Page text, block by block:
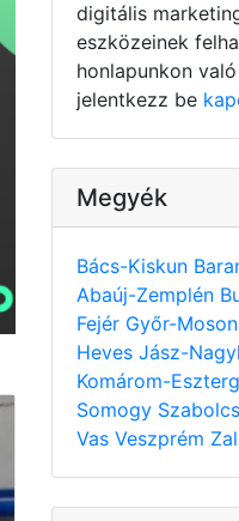
digitális
eszközeinek
honlapunkon
jelentkezz be
Megyék
Bács-Kiskun
Abaúj-Zemplén
Fejér Győr-
Heves Jász-
Komárom-
Somogy
Vas Veszprém